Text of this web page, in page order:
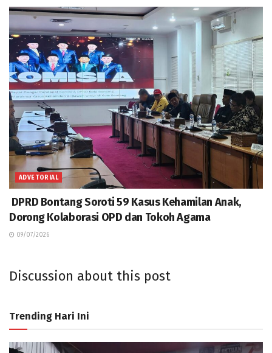
ADVETORIAL
DPRD Bontang Soroti 59 Kasus Kehamilan Anak,
Dorong Kolaborasi OPD dan Tokoh Agama
09/07/2026
Discussion about this post
Trending Hari Ini